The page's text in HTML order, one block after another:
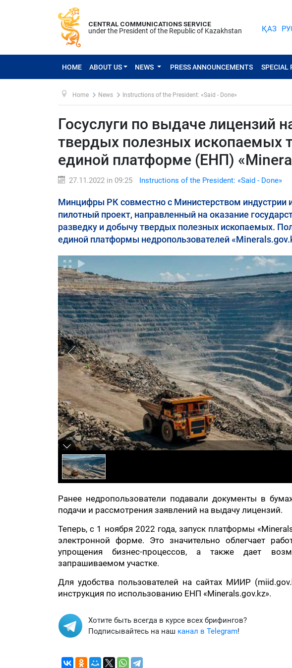
CENTRAL COMMUNICATIONS SERVICE
under the President of the Republic of Kazakhstan
ҚАЗ
HOME ABOUT US NEWS PRESS ANNOUNCEMENTS SPECIAL
Home News Instructions of the President: «Said - Done»
Госуслуги по выдаче лицензий
твердых полезных ископаемых
единой платформе (ЕНП)
27.11.2022 in 09:25 Instructions of the President: «Said - Done»
Минцифры РК совместно с Министерством индустрии
пилотный проект, направленный на оказание
разведку и добычу твердых полезных ископаемых.
единой платформы недропользователей
Ранее недропользователи подавали документы в
подачи и рассмотрения заявлений на выдачу лицензий.
Теперь, с 1 ноября 2022 года, запуск платформы
электронной форме. Это значительно облегчает
упрощения бизнес-процессов, а также дает
запрашиваемом участке.
Для удобства пользователей на сайтах МИИР
инструкция по использованию ЕНП «Minerals.gov.kz».
Хотите быть всегда в курсе всех брифингов?
Подписывайтесь на наш канал в Telegram!